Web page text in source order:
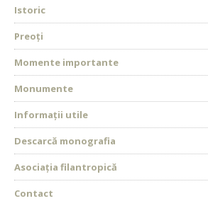
Istoric
Preoți
Momente importante
Monumente
Informații utile
Descarcă monografia
Asociația filantropică
Contact